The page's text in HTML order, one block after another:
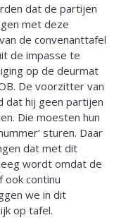
dat de partijen
met deze
de convenanttafel
de impasse te
op de deurmat
De voorzitter van
dat hij geen partijen
Die moesten hun
sturen. Daar
dat met dit
wordt omdat de
ook continu
we in dit
op tafel.